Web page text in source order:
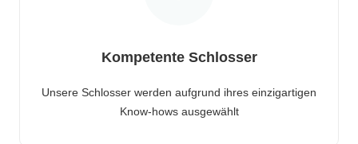
Kompetente Schlosser
Unsere Schlosser werden aufgrund ihres einzigartigen
Know-hows ausgewählt